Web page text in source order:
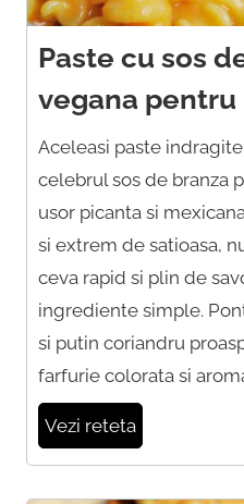
Paste cu sos
vegana pentru
Aceleasi paste
celebrul sos de branza
usor picanta si
si extrem de satioasa,
ceva rapid si plin de
ingrediente simple.
si putin coriandru
farfurie colorata si
Vezi reteta